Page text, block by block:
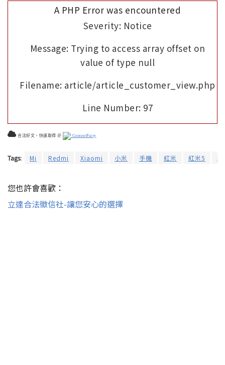
A PHP Error was encountered
Severity: Notice
Message: Trying to access array offset on
value of type null
Filename: article/article_customer_view.php
Line Number: 97
合法好文，快速取得 ＠ ContentParty
Tags: Mi Redmi Xiaomi 小米 手機 紅米 紅米5
您也許會喜歡：
立達合法徵信社-讓您安心的選擇